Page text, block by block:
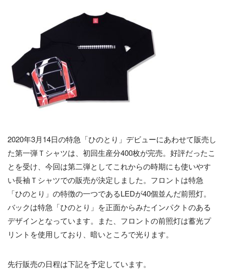
2020年3月14日の特急「ひのとり」デビューにあわせて販売し
た第一弾Ｔシャツは、初回生産分400枚が完売。好評だったこ
とを受け、今回は第二弾としてこれからの時期にも使いやす
い長袖Ｔシャツでの販売が決定しました。フロントは特急
「ひのとり」の特徴の一つであるLEDが40個並んだ前照灯。
バックは特急「ひのとり」を正面からみたインパクトのある
デザインとなっています。また、フロントの前照灯は蓄光プ
リントを使用しており、暗いところで光ります。
先行販売の日程は下記を予定しています。